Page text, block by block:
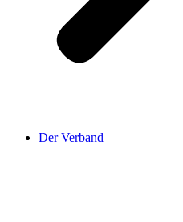
Der Verband